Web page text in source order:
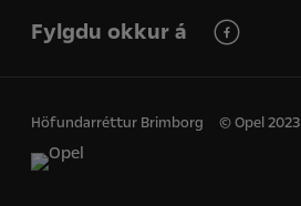
Fylgdu okkur á
Höfundarréttur Brimborg © Opel 2023